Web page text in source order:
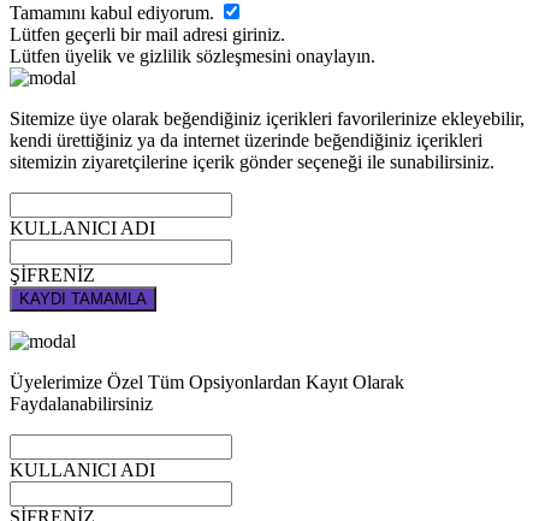
Tamamını kabul ediyorum.
Lütfen geçerli bir mail adresi giriniz.
Lütfen üyelik ve gizlilik sözleşmesini onaylayın.
Sitemize üye olarak beğendiğiniz içerikleri favorilerinize ekleyebilir,
kendi ürettiğiniz ya da internet üzerinde beğendiğiniz içerikleri
sitemizin ziyaretçilerine içerik gönder seçeneği ile sunabilirsiniz.
KULLANICI ADI
ŞİFRENİZ
KAYDI TAMAMLA
Üyelerimize Özel Tüm Opsiyonlardan Kayıt Olarak
Faydalanabilirsiniz
KULLANICI ADI
ŞİFRENİZ